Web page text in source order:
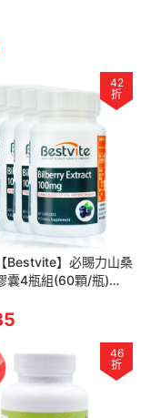
42
折
Bestvite】必賜力山桑
囊4瓶組(60顆/瓶)
46
折